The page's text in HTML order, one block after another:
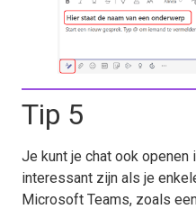
Tip 5
Je kunt je chat ook openen
interessant zijn als je
Microsoft Teams, zoals